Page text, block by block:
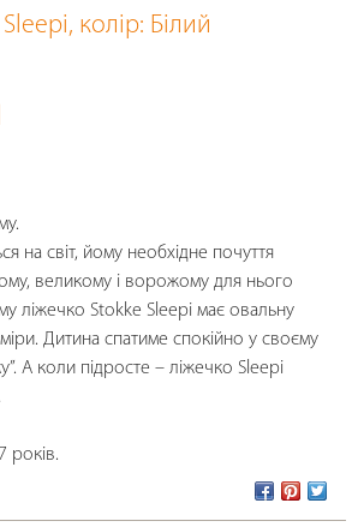
, колір: Білий
на світ, йому необхідне почуття
великому і ворожому для нього
ліжечко Stokke Sleepi має овальну
Дитина спатиме спокійно у своєму
А коли підросте – ліжечко Sleepi
7 років.